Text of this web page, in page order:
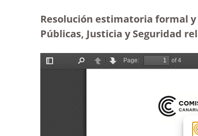
Resolución estimatoria formal
Públicas, Justicia y Seguridad